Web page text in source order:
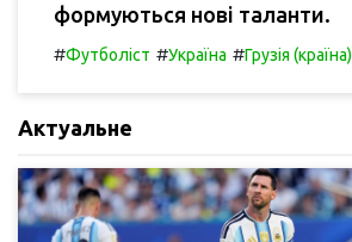
формуються нові таланти.
#Футболіст #Україна #Грузія (країна)
Актуальне